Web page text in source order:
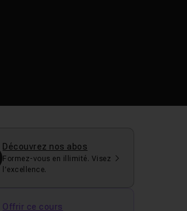
Découvrez nos abos
Formez-vous en illimité. Visez
l’excellence.
Offrir ce cours